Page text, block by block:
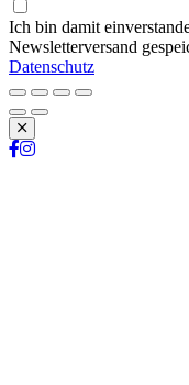
Ich bin damit
Newsletterversand
Datenschutz
Schließen